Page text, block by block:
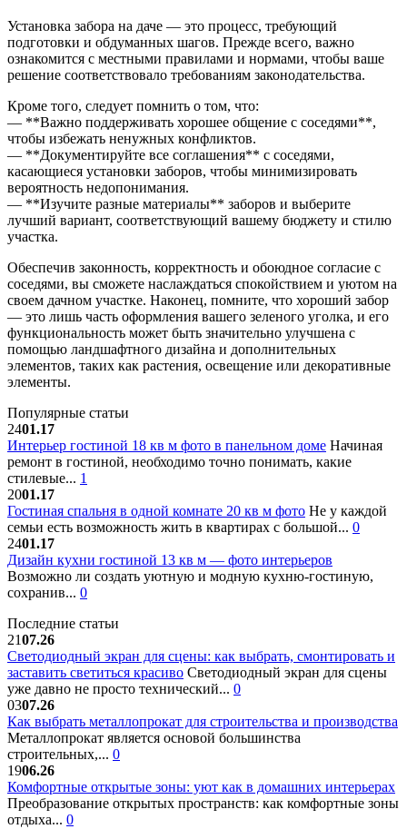
Установка забора на даче — это процесс, требующий
подготовки и обдуманных шагов. Прежде всего, важно
ознакомится с местными правилами и нормами, чтобы ваше
решение соответствовало требованиям законодательства.
Кроме того, следует помнить о том, что:
— **Важно поддерживать хорошее общение с соседями**,
чтобы избежать ненужных конфликтов.
— **Документируйте все соглашения** с соседями,
касающиеся установки заборов, чтобы минимизировать
вероятность недопонимания.
— **Изучите разные материалы** заборов и выберите
лучший вариант, соответствующий вашему бюджету и стилю
участка.
Обеспечив законность, корректность и обоюдное согласие с
соседями, вы сможете наслаждаться спокойствием и уютом на
своем дачном участке. Наконец, помните, что хороший забор
— это лишь часть оформления вашего зеленого уголка, и его
функциональность может быть значительно улучшена с
помощью ландшафтного дизайна и дополнительных
элементов, таких как растения, освещение или декоративные
элементы.
Популярные статьи
2401.17
Интерьер гостиной 18 кв м фото в панельном доме Начиная
ремонт в гостиной, необходимо точно понимать, какие
стилевые... 1
2001.17
Гостиная спальня в одной комнате 20 кв м фото Не у каждой
семьи есть возможность жить в квартирах с большой... 0
2401.17
Дизайн кухни гостиной 13 кв м — фото интерьеров
Возможно ли создать уютную и модную кухню-гостиную,
сохранив... 0
Последние статьи
2107.26
Светодиодный экран для сцены: как выбрать, смонтировать и
заставить светиться красиво Светодиодный экран для сцены
уже давно не просто технический... 0
0307.26
Как выбрать металлопрокат для строительства и производства
Металлопрокат является основой большинства
строительных,... 0
1906.26
Комфортные открытые зоны: уют как в домашних интерьерах
Преобразование открытых пространств: как комфортные зоны
отдыха... 0